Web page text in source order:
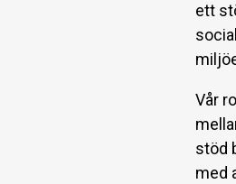
ett
Vår
stöd
med